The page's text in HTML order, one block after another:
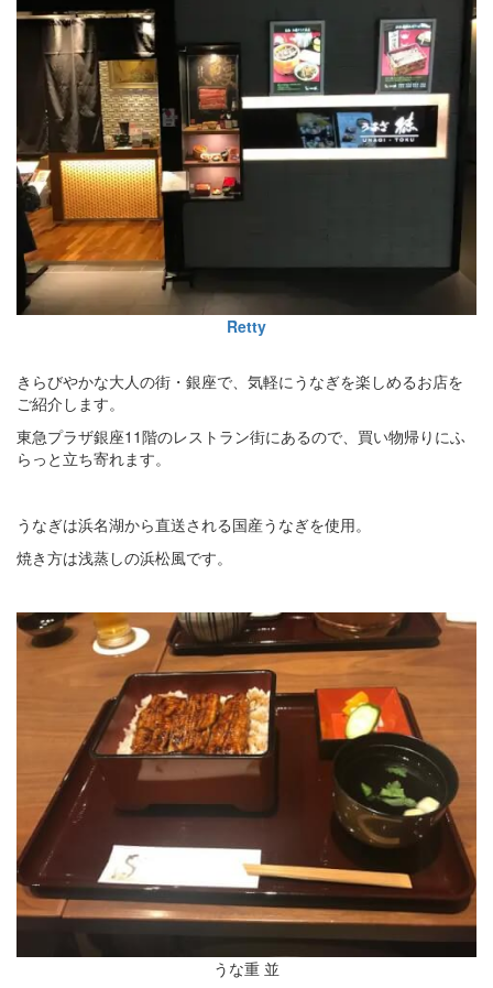
Retty
きらびやかな大人の街・銀座で、気軽にうなぎを楽しめるお店を
ご紹介します。
東急プラザ銀座11階のレストラン街にあるので、買い物帰りにふ
らっと立ち寄れます。
うなぎは浜名湖から直送される国産うなぎを使用。
焼き方は浅蒸しの浜松風です。
うな重 並